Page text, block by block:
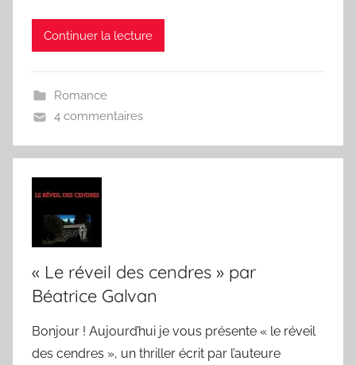
Continuer la lecture
Romance
4 commentaires
« Le réveil des cendres » par
Béatrice Galvan
Bonjour ! Aujourd’hui je vous présente « le réveil
des cendres », un thriller écrit par l’auteure